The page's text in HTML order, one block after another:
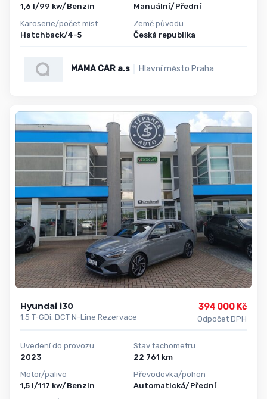
1,6 l/99 kw/Benzin
Karoserie/počet míst
Hatchback/4-5
Manuální/Přední
Země původu
Česká republika
MAMA CAR a.s Hlavní město Praha
Hyundai i30
1,5 T-GDi, DCT N-Line Rezervace
394 000 Kč
Odpočet DPH
Uvedení do provozu
2023
Motor/palivo
1,5 l/117 kw/Benzin
Stav tachometru
22 761 km
Převodovka/pohon
Automatická/Přední